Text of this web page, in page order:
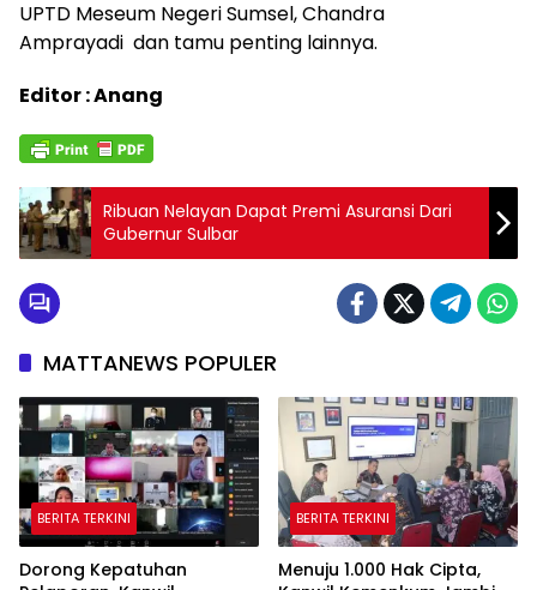
UPTD Meseum Negeri Sumsel, Chandra
Amprayadi dan tamu penting lainnya.
Editor : Anang
Ribuan Nelayan Dapat Premi Asuransi Dari
Gubernur Sulbar
MATTANEWS POPULER
BERITA TERKINI
Dorong Kepatuhan
BERITA TERKINI
Menuju 1.000 Hak Cipta,